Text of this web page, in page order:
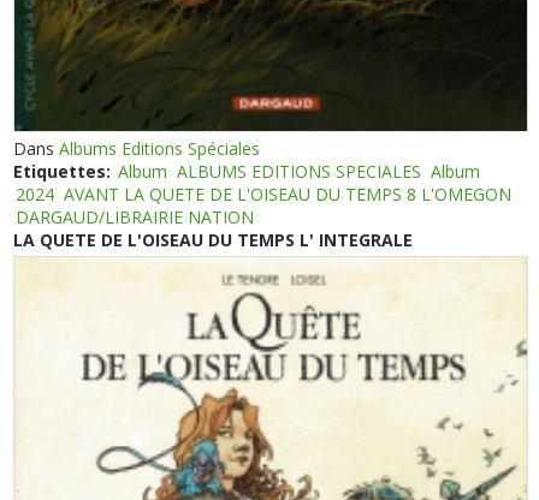
DansAlbums Editions Spéciales
Etiquettes: Album ALBUMS EDITIONS SPECIALES Album
2024 AVANT LA QUETE DE L'OISEAU DU TEMPS 8 L'OMEGON
DARGAUD/LIBRAIRIE NATION
LA QUETE DE L'OISEAU DU TEMPS L' INTEGRALE